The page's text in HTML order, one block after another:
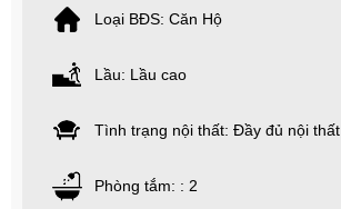
Loại BĐS: Căn Hộ
Lầu: Lầu cao
Tình trạng nội thất: Đầy đủ nội thất
Phòng tắm: : 2